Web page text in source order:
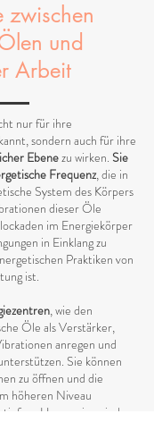
zwischen
und
Arbeit
nur für ihre
sondern auch für ihre
Ebenezu wirken. Sie
Frequenz, die in
System des Körpers
dieser Öle
im Energiekörper
in Einklang zu
Praktiken von
ist.
, wie den
Öle als Verstärker,
anregen und
Sie können
zu öffnen und die
höheren Niveau
tiefere Harmonie zwischen